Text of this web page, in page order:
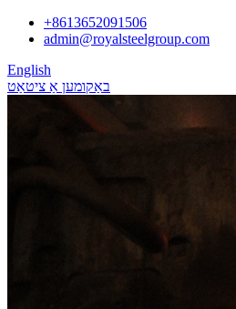
+8613652091506
admin@royalsteelgroup.com
English
באַקומען אַ ציטאַט